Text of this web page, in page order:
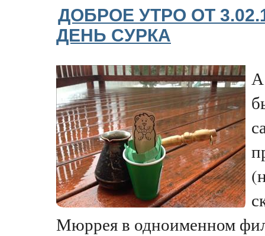
ДОБРОЕ УТРО ОТ
ДЕНЬ СУРКА
Мюррея в одноименном